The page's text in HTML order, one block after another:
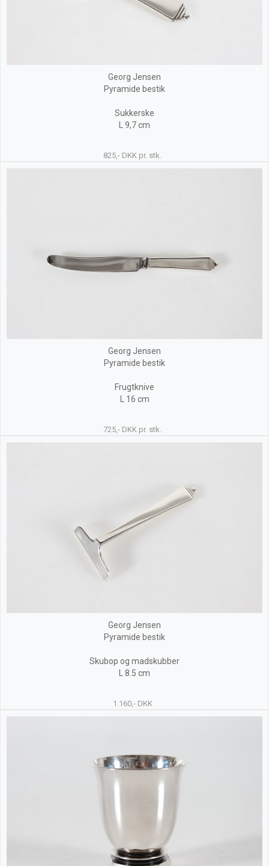
Georg Jensen
Pyramide bestik
Sukkerske
L 9,7 cm
825,- DKK pr. stk.
Georg Jensen
Pyramide bestik
Frugtknive
L 16 cm
725,- DKK pr. stk.
Georg Jensen
Pyramide bestik
Skubop og madskubber
L 8.5 cm
1.160,- DKK